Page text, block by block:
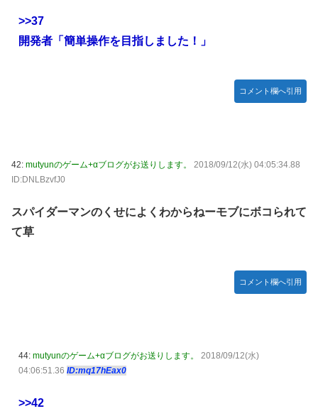
>>37
開発者「簡単操作を目指しました！」
コメント欄へ引用
42: mutyunのゲーム+αブログがお送りします。
2018/09/12(水) 04:05:34.88
ID:DNLBzvfJ0
スパイダーマンのくせによくわからねーモブにボコられて
て草
コメント欄へ引用
44: mutyunのゲーム+αブログがお送りします。
2018/09/12(水)
04:06:51.36 ID:mq17hEax0
>>42